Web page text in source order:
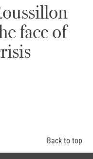
face of
Back to top